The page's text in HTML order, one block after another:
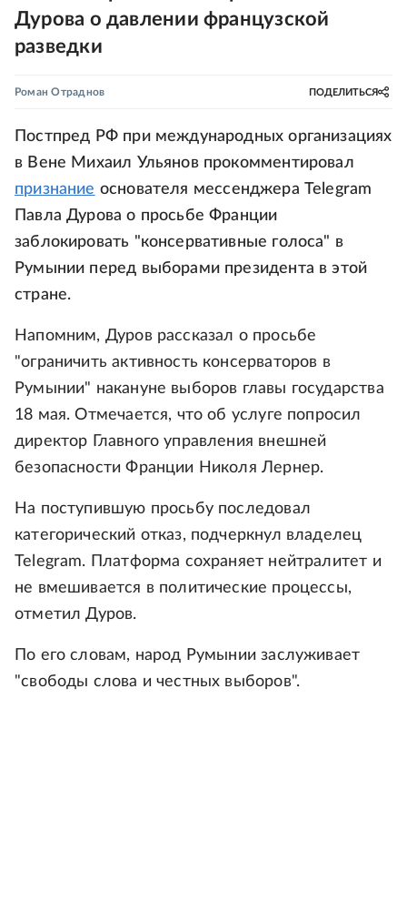
Дурова о давлении французской
разведки
Роман Отраднов ПОДЕЛИТЬСЯ
Постпред РФ при международных организациях
в Вене Михаил Ульянов прокомментировал
признание основателя мессенджера Telegram
Павла Дурова о просьбе Франции
заблокировать "консервативные голоса" в
Румынии перед выборами президента в этой
стране.
Напомним, Дуров рассказал о просьбе
"ограничить активность консерваторов в
Румынии" накануне выборов главы государства
18 мая. Отмечается, что об услуге попросил
директор Главного управления внешней
безопасности Франции Николя Лернер.
На поступившую просьбу последовал
категорический отказ, подчеркнул владелец
Telegram. Платформа сохраняет нейтралитет и
не вмешивается в политические процессы,
отметил Дуров.
По его словам, народ Румынии заслуживает
"свободы слова и честных выборов".